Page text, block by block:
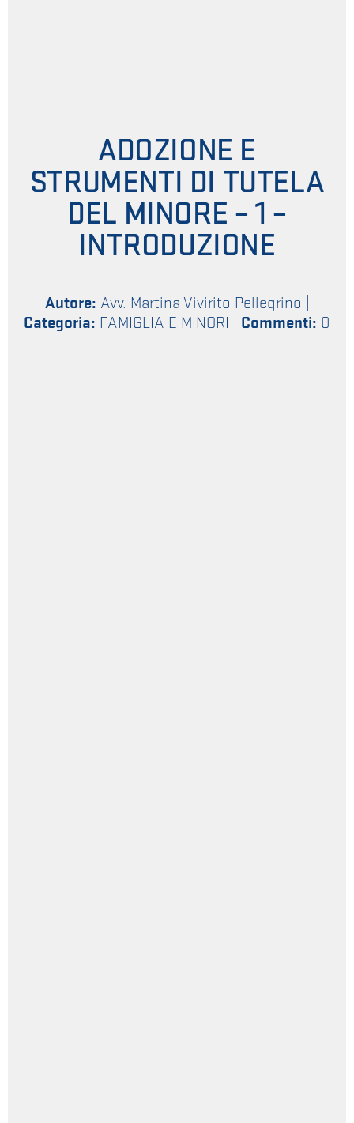
ADOZIONE E
STRUMENTI DI TUTELA
DEL MINORE – 1 –
INTRODUZIONE
Autore: Avv. Martina Vivirito Pellegrino
Categoria: FAMIGLIA E MINORI Commenti: 0